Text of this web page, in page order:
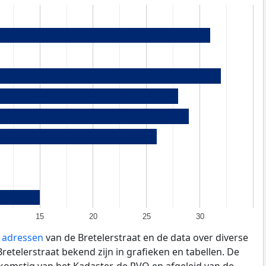
15 20 25 30
van de Bretelerstraat en de data over diverse
bekend zijn in grafieken en tabellen. De